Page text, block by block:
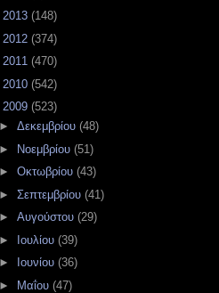
2013 (148)
2012 (374)
2011 (470)
2010 (542)
2009 (523)
► Δεκεμβρίου (48)
►
Νοεμβρίου (51)
► Οκτωβρίου (43)
► Σεπτεμβρίου (41)
► Αυγούστου (29)
►
Ιουλίου (39)
►
Ιουνίου (36)
►
Μαΐου (47)